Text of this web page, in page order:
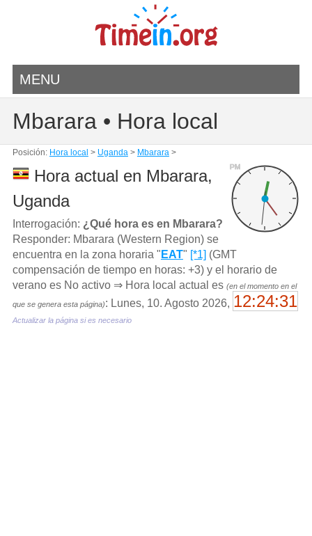
MENU
Mbarara • Hora local
Posición: Hora local > Uganda> Mbarara>
PM
Hora actual en Mbarara,
Uganda
Interrogación: ¿Qué hora es en Mbarara?
Responder: Mbarara (Western Region) se
encuentra en la zona horaria " EAT" [*1] (GMT
compensación de tiempo en horas: +3) y el horario de
verano es No activo ⇒ Hora local actual es (en el momento en el
que se genera esta página): Lunes, 10. Agosto 2026, 12:24:31
Actualizar la página si es necesario